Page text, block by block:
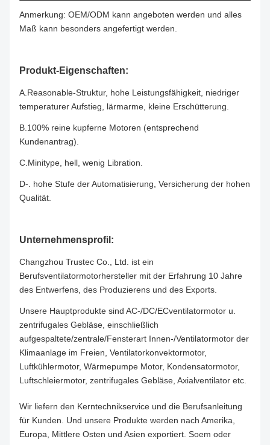
Anmerkung: OEM/ODM kann angeboten werden und alles
Maß kann besonders angefertigt werden.
Produkt-Eigenschaften:
A.Reasonable-Struktur, hohe Leistungsfähigkeit, niedriger
temperaturer Aufstieg, lärmarme, kleine Erschütterung.
B.100% reine kupferne Motoren (entsprechend
Kundenantrag).
C.Minitype , hell, wenig Libration.
D-. hohe Stufe der Automatisierung, Versicherung der hohen
Qualität.
Unternehmensprofil:
Changzhou Trustec Co., Ltd. ist ein
Berufsventilatormotorhersteller mit der Erfahrung 10 Jahre
des Entwerfens, des Produzierens und des Exports.
Unsere Hauptprodukte sind AC-/DC/ECventilatormotor u.
zentrifugales Gebläse, einschließlich
aufgespaltete/zentrale/Fensterart Innen-/Ventilatormotor der
Klimaanlage im Freien, Ventilatorkonvektormotor,
Luftkühlermotor, Wärmepumpe Motor, Kondensatormotor,
Luftschleiermotor, zentrifugales Gebläse, Axialventilator etc.
Wir liefern den Kerntechnikservice und die Berufsanleitung
für Kunden. Und unsere Produkte werden nach Amerika,
Europa, Mittlere Osten und Asien exportiert. Soem oder